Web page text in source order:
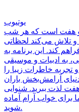
یوتیوب
هفت است که هر شب
تلاش می‌کند لحظاتی
کند. این برنامه به
به ادبیات و موسیقی
خاطرات زیبا را
آرامش‌بخش باران
لذت ببرید. شنوایی
برای خواب آرام آماده
شوید.